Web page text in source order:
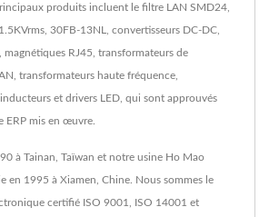
produits incluent le filtre LAN SMD24,
30FB-13NL, convertisseurs DC-DC,
magnétiques RJ45, transformateurs de
transformateurs haute fréquence,
et drivers LED, qui sont approuvés
ERP mis en œuvre.
à Tainan, Taïwan et notre usine Ho Mao
en 1995 à Xiamen, Chine. Nous sommes le
certifié ISO 9001, ISO 14001 et